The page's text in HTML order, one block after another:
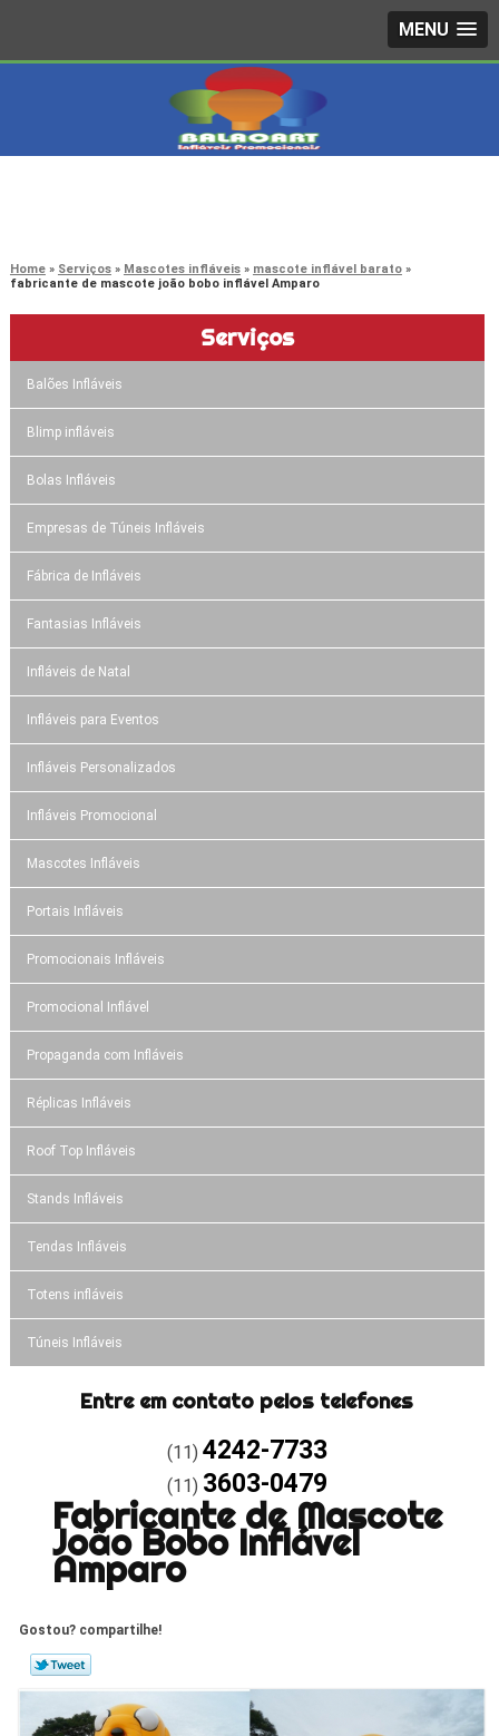
MENU
Home Serviços Mascotes infláveis
mascote inflável barato
fabricante de mascote joão bobo inflável Amparo
Serviços
Balões Infláveis
Blimp infláveis
Bolas Infláveis
Empresas de Túneis Infláveis
Fábrica de Infláveis
Fantasias Infláveis
Infláveis de Natal
Infláveis para Eventos
Infláveis Personalizados
Infláveis Promocional
Mascotes Infláveis
Portais Infláveis
Promocionais Infláveis
Promocional Inflável
Propaganda com Infláveis
Réplicas Infláveis
Roof Top Infláveis
Stands Infláveis
Tendas Infláveis
Totens infláveis
Túneis Infláveis
Entre em contato pelos telefones
(11) 4242-7733
(11) 3603-0479
Fabricante de Mascote
João Bobo Inflável
Amparo
Gostou? compartilhe!